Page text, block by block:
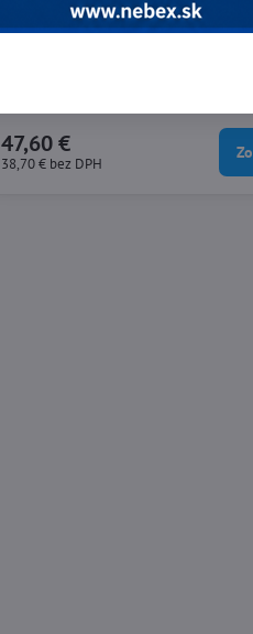
T747 WX3 Priemyselne pracie
Inovatívne nohavice navrhnuté tak, aby
47,60 €
38,70 € bez DPH